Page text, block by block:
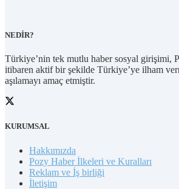
NEDİR?
Türkiye’nin tek mutlu haber sosyal girişimi,
itibaren aktif bir şekilde Türkiye’ye ilham
aşılamayı amaç etmiştir.
KURUMSAL
Hakkımızda
Pozy Haber İlkeleri ve Kuralları
Reklam ve İş birliği
İletişim